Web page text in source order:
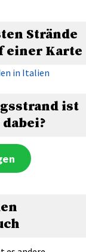
Strände
einer Karte
ist